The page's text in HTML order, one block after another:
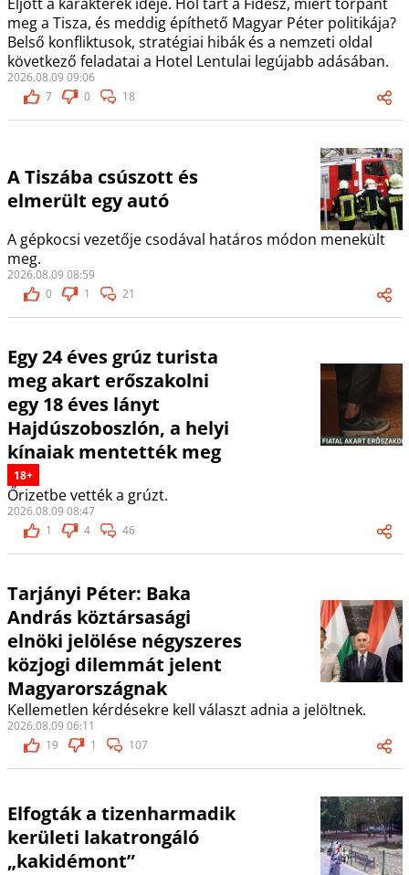
meg a Tisza, és meddig építhető Magyar Péter politikája?
Belső konfliktusok, stratégiai hibák és a nemzeti oldal
következő feladatai a Hotel Lentulai legújabb adásában.
2026.08.09 09:06
7
0 18
A Tiszába csúszott és
elmerült egy autó
A gépkocsi vezetője csodával határos módon menekült
meg.
2026.08.09 08:59
0
1 21
Egy 24 éves grúz turista
meg akart erőszakolni
egy 18 éves lányt
Hajdúszoboszlón, a helyi
kínaiak mentették meg
18+
Őrizetbe vették a grúzt.
2026.08.09 08:47
1
4 46
Tarjányi Péter: Baka
András köztársasági
elnöki jelölése négyszeres
közjogi dilemmát jelent
Magyarországnak
Kellemetlen kérdésekre kell választ adnia a jelöltnek.
2026.08.09 06:11
19
1 107
Elfogták a tizenharmadik
kerületi lakatrongáló
„kakidémont”